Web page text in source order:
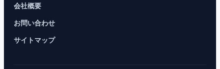
会社概要
お問い合わせ
サイトマップ